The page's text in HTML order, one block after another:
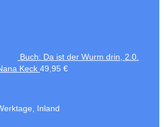
Buch: Da ist der Wurm drin, 2.0.
Keck 49,95 €
Inland